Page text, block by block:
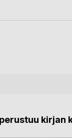
kirjan